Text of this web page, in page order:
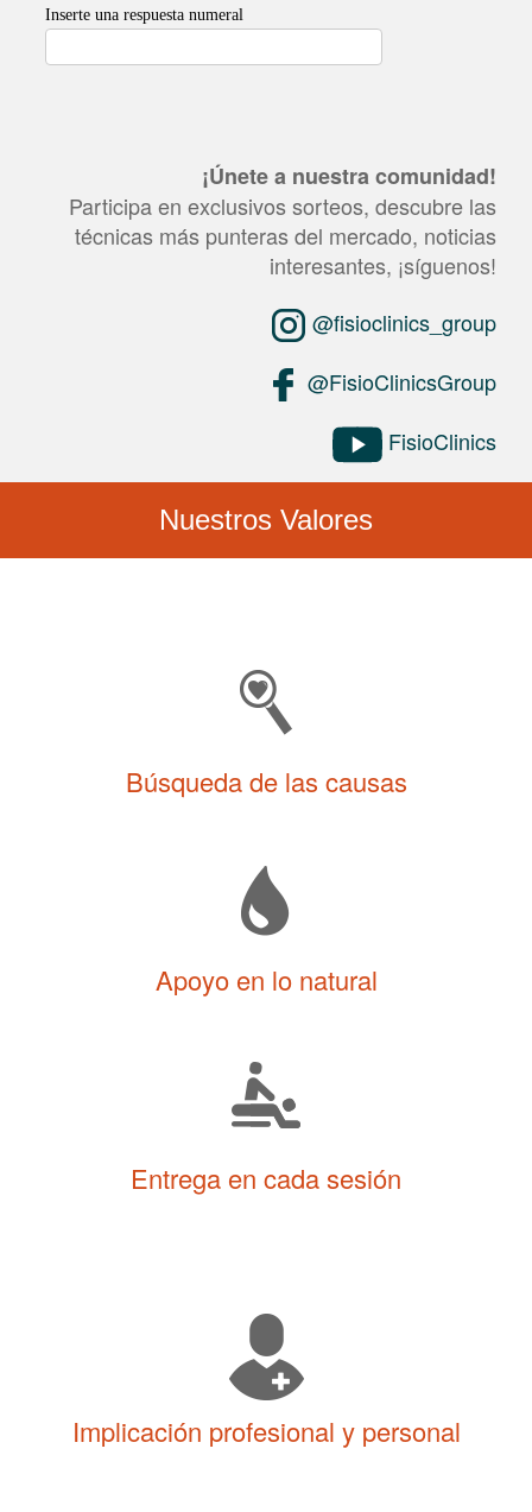
¡Únete a nuestra comunidad!
Participa en exclusivos sorteos, descubre las
técnicas más punteras del mercado, noticias
interesantes, ¡síguenos!
@fisioclinics_group
@FisioClinicsGroup
FisioClinics
Nuestros Valores
Búsqueda de las causas
Apoyo en lo natural
Entrega en cada sesión
Implicación profesional y personal